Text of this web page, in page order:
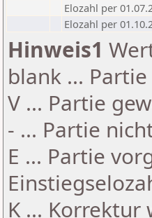
Elozahl per
Elozahl per
Hinweis1
blank ...
V ... Partie
- ... Partie
E ... Partie
K ...